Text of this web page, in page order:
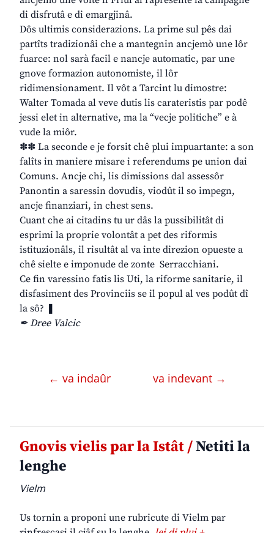
di disfrutâ e di emargjinâ.
Dôs ultimis considerazions. La prime sul pês dai
partîts tradizionâi che a mantegnin ancjemò une lôr
fuarce: nol sarà facil e nancje automatic, par une
gnove formazion autonomiste, il lôr
ridimensionament. Il vôt a Tarcint lu dimostre:
Walter Tomada al veve dutis lis carateristis par podê
jessi elet in alternative, ma la “vecje politiche” e à
vude la miôr.
✽✽ La seconde e je forsit chê plui impuartante: a son
falîts in maniere misare i referendums pe union dai
Comuns. Ancje chi, lis dimissions dal assessôr
Panontin a saressin dovudis, viodût il so impegn,
ancje finanziari, in chest sens.
Cuant che ai citadins tu ur dâs la pussibilitât di
esprimi la proprie volontât a pet des riformis
istituzionâls, il risultât al va inte direzion opueste a
chê sielte e imponude de zonte Serracchiani.
Ce fin varessino fatis lis Uti, la riforme sanitarie, il
disfasiment des Provinciis se il popul al ves podût dî
la sô? ❚
✒ Dree Valcic
← va indaûr va indevant →
Gnovis vielis par la Istât /Netiti la
lenghe
Vielm
Us tornin a proponi une rubricute di Vielm par